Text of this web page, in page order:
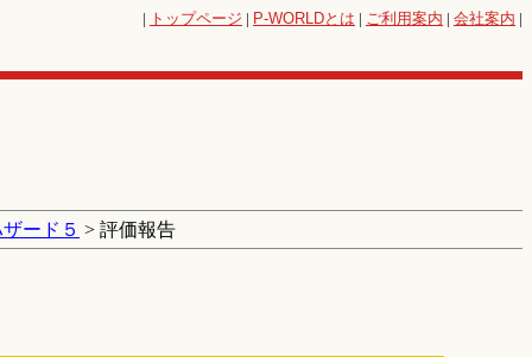
| トップページ | P-WORLDとは | ご利用案内 | 会社案内 |
ード５ > 評価報告